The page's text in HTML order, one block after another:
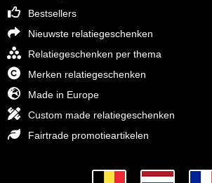
Bestsellers
Nieuwste relatiegeschenken
Relatiegeschenken per thema
Merken relatiegeschenken
Made in Europe
Custom made relatiegeschenken
Fairtrade promotieartikelen